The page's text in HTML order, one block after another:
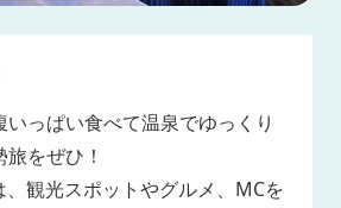
っぱい食べて温泉でゆっくり
をぜひ！
観光スポットやグルメ、MCを